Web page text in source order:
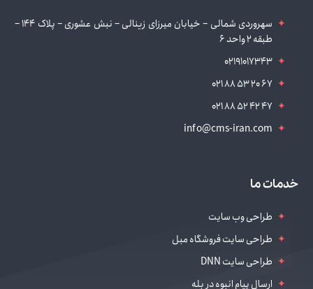
سهروردی شمالی – خیابان میرزای زینالی – نبش عشوری – پلاک 144 –
طبقه 2 واحد 6
02191017343
021 88 53 20 67
021 88 52 42 47
info@cms-iran.com
خدمات ما
طراحی وب سایت
طراحی سایت فروشگاه مبل
طراحی سایت DNN
ارسال پیام انبوه در بله